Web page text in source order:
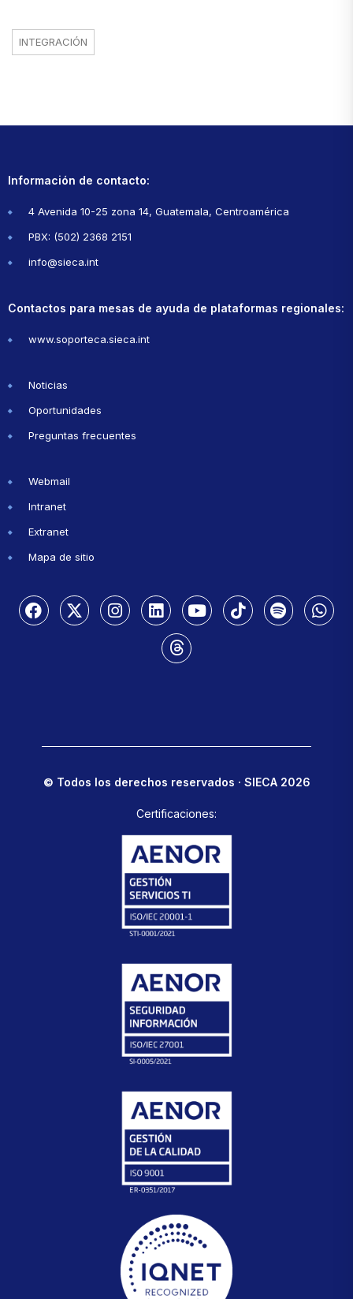
INTEGRACIÓN
Información de contacto:
4 Avenida 10-25 zona 14, Guatemala, Centroamérica
PBX: (502) 2368 2151
info@sieca.int
Contactos para mesas de ayuda de plataformas regionales:
www.soporteca.sieca.int
Noticias
Oportunidades
Preguntas frecuentes
Webmail
Intranet
Extranet
Mapa de sitio
© Todos los derechos reservados · SIECA 2026
Certificaciones: